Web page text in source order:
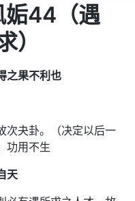
姤44（遇
）
之果不利也
次夬卦。（决定以后一
功用不生
天